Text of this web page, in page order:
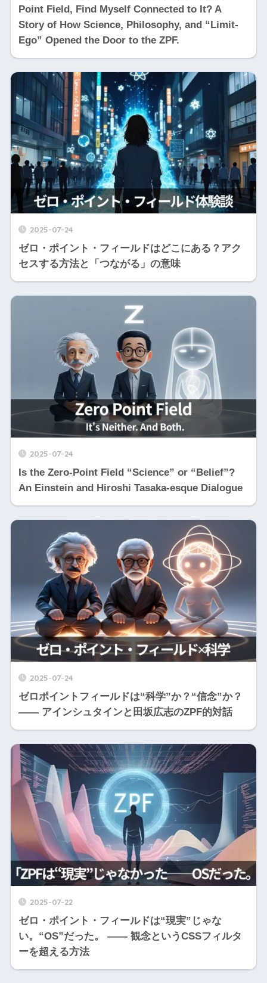
Point Field, Find Myself Connected to It? A
Story of How Science, Philosophy, and “Limit-
Ego” Opened the Door to the ZPF.
2025-07-24
ゼロ・ポイント・フィールドはどこにある？アク
セスする方法と「つながる」の意味
2025-07-24
Is the Zero-Point Field “Science” or “Belief”?
An Einstein and Hiroshi Tasaka-esque Dialogue
2025-07-24
ゼロポイントフィールドは“科学”か？“信念”か？
―― アインシュタインと田坂広志のZPF的対話
2025-07-22
ゼロ・ポイント・フィールドは“現実”じゃな
い。“OS”だった。 ―― 観念というCSSフィルタ
ーを超える方法